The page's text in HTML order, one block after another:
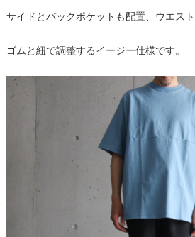
サイドとバックポケットも配置、ウエス
ゴムと紐で調整するイージー仕様です。